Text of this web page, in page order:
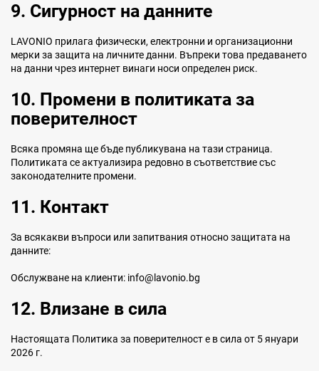
9. Сигурност на данните
LAVONIO прилага физически, електронни и организационни
мерки за защита на личните данни. Въпреки това предаването
на данни чрез интернет винаги носи определен риск.
10. Промени в политиката за
поверителност
Всяка промяна ще бъде публикувана на тази страница.
Политиката се актуализира редовно в съответствие със
законодателните промени.
11. Контакт
За всякакви въпроси или запитвания относно защитата на
данните:
Обслужване на клиенти: info@lavonio.bg
12. Влизане в сила
Настоящата Политика за поверителност е в сила от 5 януари
2026 г.